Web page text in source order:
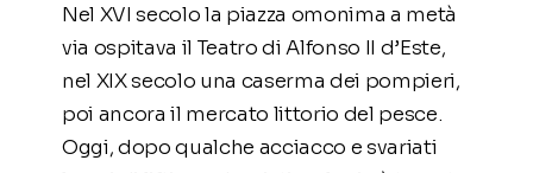
Nel XVI secolo la piazza omonima a metà
via ospitava il Teatro di Alfonso II d’Este,
nel XIX secolo una caserma dei pompieri,
poi ancora il mercato littorio del pesce.
Oggi, dopo qualche acciacco e svariati